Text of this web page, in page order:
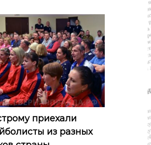
приехали
из разных